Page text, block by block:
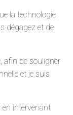
la technologie
dégagez et de
afin de souligner
et je suis
en intervenant